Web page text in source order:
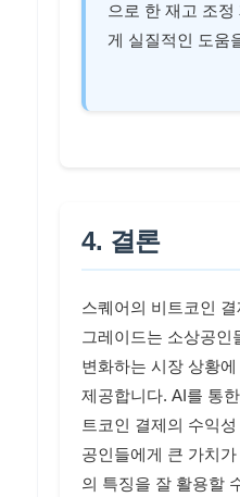
으로 한 재고 조
게 실질적인 도움
4. 결론
스퀘어의 비트코인
그레이드는 소상공인
변화하는 시장 상황
제공합니다. AI를 통
트코인 결제의 수익
공인들에게 큰 가치
의 특징을 잘 활용할